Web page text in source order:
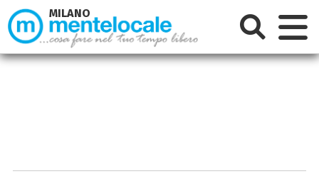
MILANO